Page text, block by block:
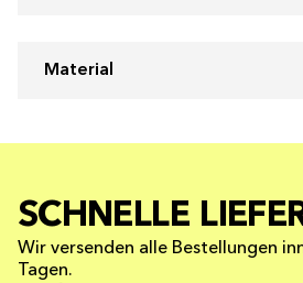
Material
SCHNELLE
Wir versenden alle Bestellungen
Tagen.